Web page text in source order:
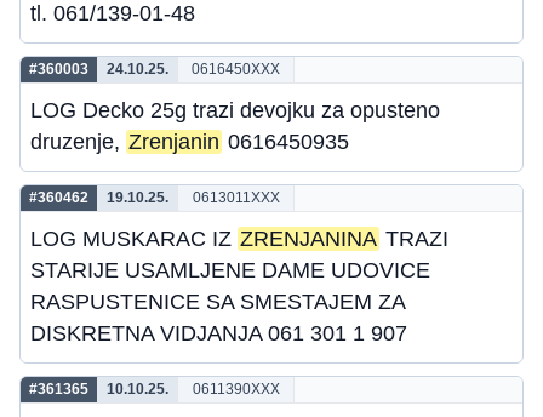
tl. 061/139-01-48
#360003 24.10.25. 0616450XXX
LOG Decko 25g trazi devojku za opusteno
druzenje, Zrenjanin 0616450935
#360462 19.10.25. 0613011XXX
LOG MUSKARAC IZ ZRENJANINA TRAZI
STARIJE USAMLJENE DAME UDOVICE
RASPUSTENICE SA SMESTAJEM ZA
DISKRETNA VIDJANJA 061 301 1 907
#361365 10.10.25. 0611390XXX